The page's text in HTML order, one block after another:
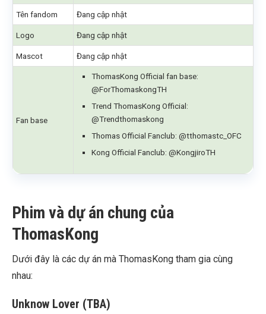
Tên fandom Đang cập nhật
Logo Đang cập nhật
Mascot Đang cập nhật
Fan base
ThomasKong Official fan base:
@ForThomaskongTH
Trend ThomasKong Official:
@Trendthomaskong
Thomas Official Fanclub: @tthomastc_OFC
Kong Official Fanclub: @KongjiroTH
Phim và dự án chung của
ThomasKong
Dưới đây là các dự án mà ThomasKong tham gia cùng
nhau:
Unknow Lover (TBA)